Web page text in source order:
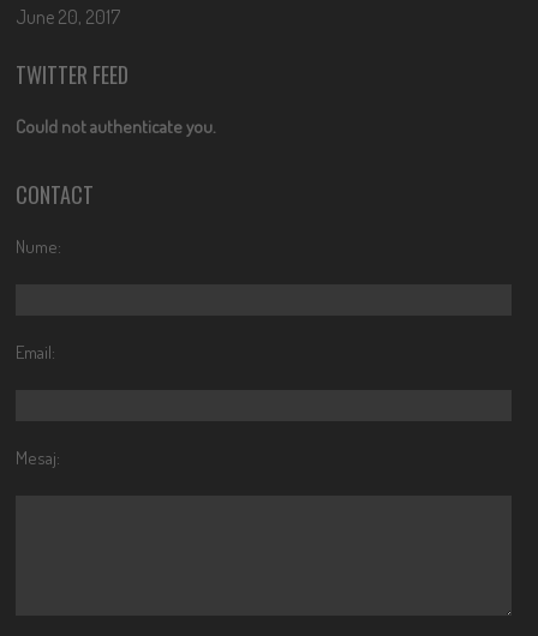
June 20, 2017
TWITTER FEED
Could not authenticate you.
CONTACT
Nume:
Email:
Mesaj: